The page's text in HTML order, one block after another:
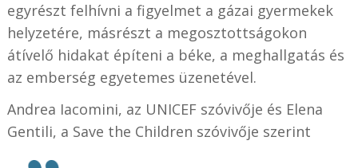
egyrészt felhívni a figyelmet a gázai gyermekek
helyzetére, másrészt a megosztottságokon
átívelő hidakat építeni a béke, a meghallgatás és
az emberség egyetemes üzenetével.
Andrea Iacomini, az UNICEF szóvivője és Elena
Gentili, a Save the Children szóvivője szerint